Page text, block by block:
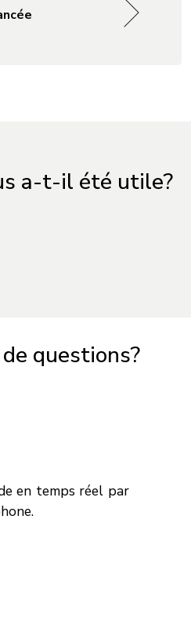
a-t-il été utile?
questions?
en temps réel par